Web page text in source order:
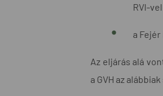
RVI-vel
a
Az eljárás alá
a GVH az